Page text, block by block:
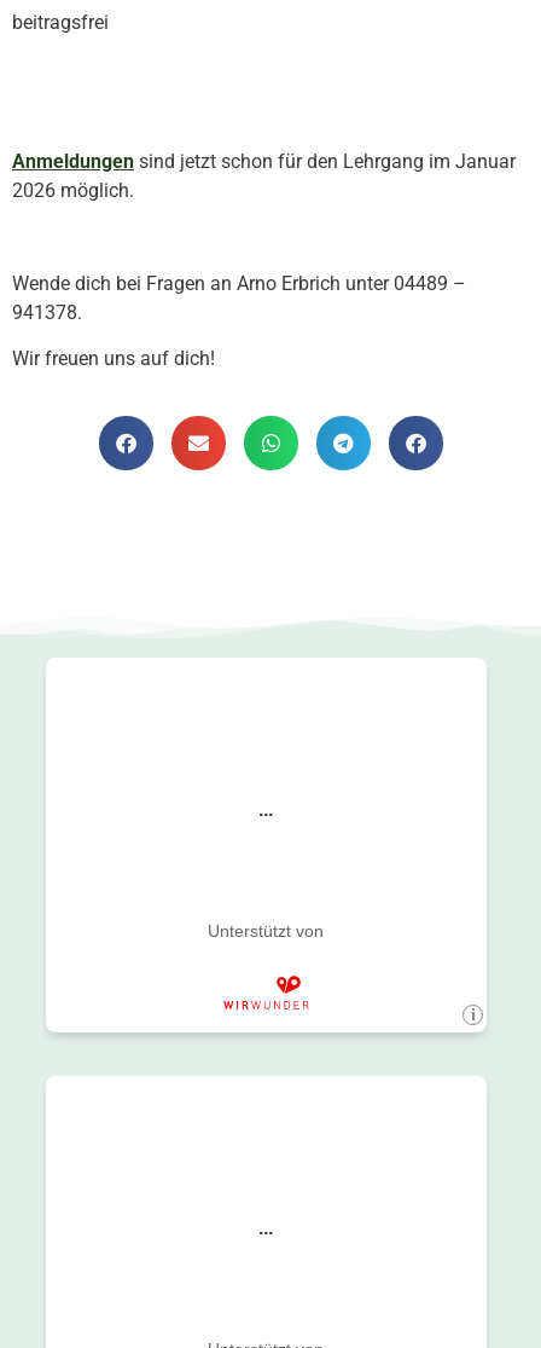
beitragsfrei
Anmeldungen sind jetzt schon für den Lehrgang im Januar
2026 möglich.
Wende dich bei Fragen an Arno Erbrich unter 04489 –
941378.
Wir freuen uns auf dich!